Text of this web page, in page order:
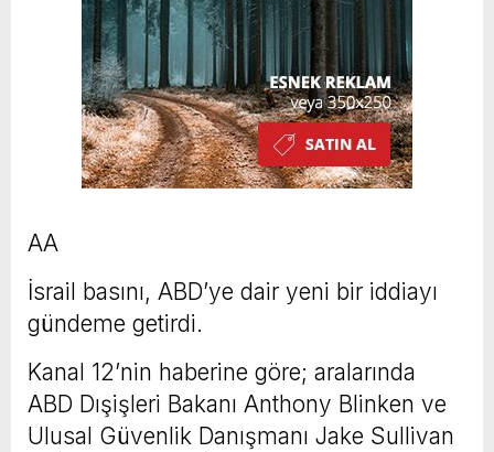
AA
İsrail basını, ABD’ye dair yeni bir iddiayı
gündeme getirdi.
Kanal 12’nin haberine göre; aralarında
ABD Dışişleri Bakanı Anthony Blinken ve
Ulusal Güvenlik Danışmanı Jake Sullivan